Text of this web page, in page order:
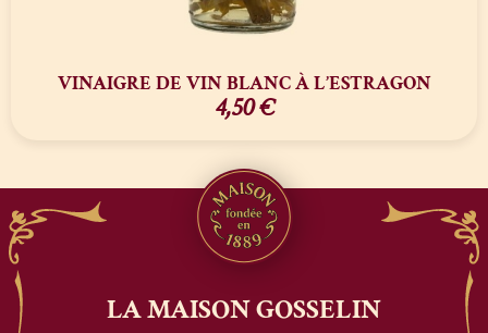
VINAIGRE DE VIN BLANC À L’ESTRAGON
4,50€
LA MAISONGOSSELIN